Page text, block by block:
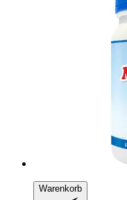
Warenkorb